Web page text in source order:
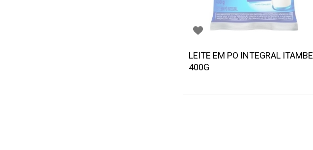
LEITE EM PO INTEGRAL ITAMBE
400G